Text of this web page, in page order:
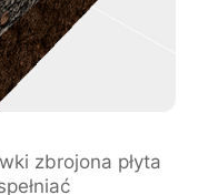
zbrojona płyta